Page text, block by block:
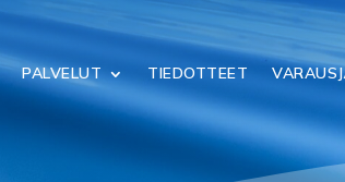
PALVELUT TIEDOTTEET